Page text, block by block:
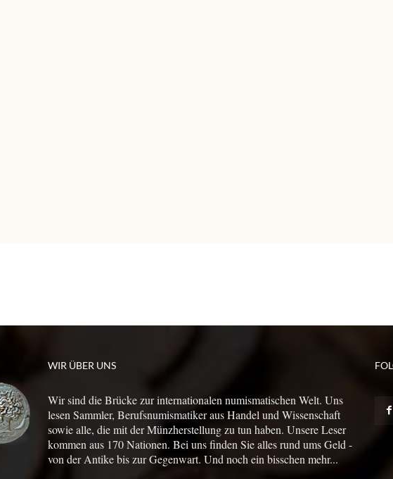
WIR ÜBER UNS
Wir sind die Brücke zur internationalen numismatischen Welt. Uns
lesen Sammler, Berufsnumismatiker aus Handel und Wissenschaft
sowie alle, die mit der Münzherstellung zu tun haben. Unsere Leser
kommen aus 170 Nationen. Bei uns finden Sie alles rund ums Geld -
von der Antike bis zur Gegenwart. Und noch ein bisschen mehr...